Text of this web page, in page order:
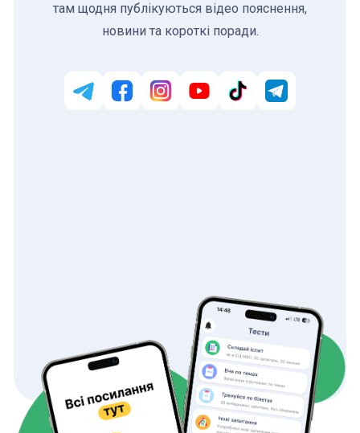
там щодня публікуються відео пояснення,
новини та короткі поради.